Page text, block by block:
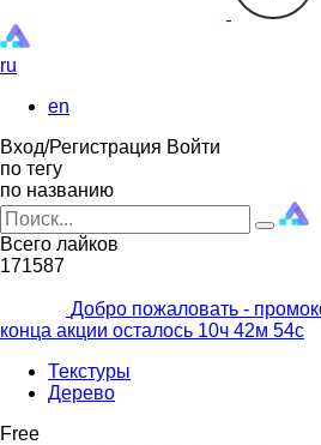
ru
en
Вход/Регистрация Войти
по тегу
по названию
Всего лайков
171587
Добро пожаловать -
конца акции осталось 10ч 42м 52с
Текстуры
Дерево
Free